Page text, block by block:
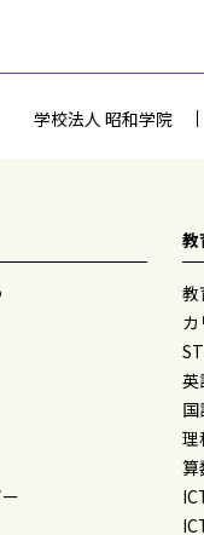
学校法人 昭和学院
教
教
英
理
算